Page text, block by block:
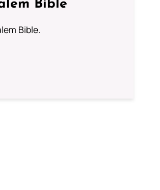
Bible
Bible.